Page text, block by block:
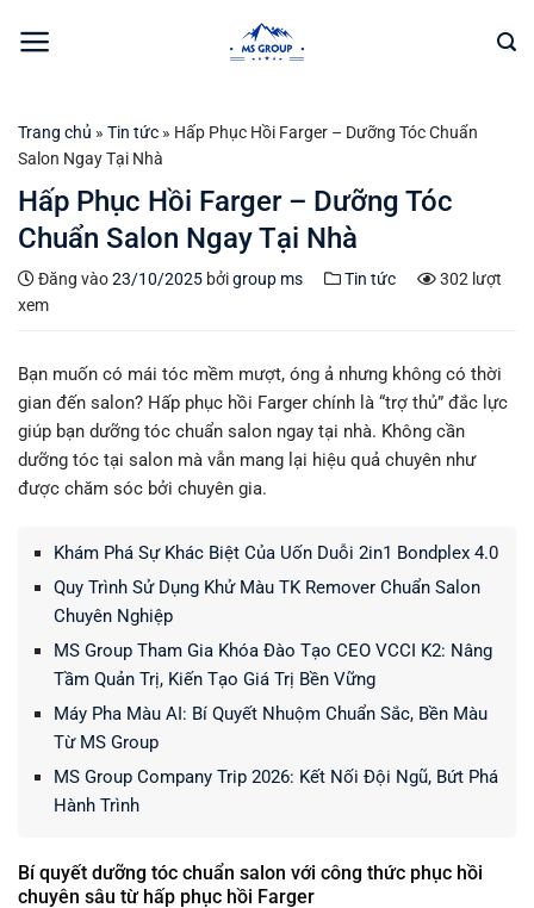
qua
Trang chủ » Tin tức » Hấp Phục Hồi Farger – Dưỡng Tóc Chuẩn
Salon Ngay Tại Nhà
Hấp Phục Hồi Farger – Dưỡng Tóc
Chuẩn Salon Ngay Tại Nhà
Đăng vào23/10/2025 bởigroup ms Tin tức
302 lượt
xem
Bạn muốn có mái tóc mềm mượt, óng ả nhưng không có thời
gian đến salon? Hấp phục hồi Farger chính là “trợ thủ” đắc lực
giúp bạn dưỡng tóc chuẩn salon ngay tại nhà. Không cần
dưỡng tóc tại salon mà vẫn mang lại hiệu quả chuyên như
được chăm sóc bởi chuyên gia.
Khám Phá Sự Khác Biệt Của Uốn Duỗi 2in1 Bondplex 4.0
Quy Trình Sử Dụng Khử Màu TK Remover Chuẩn Salon
Chuyên Nghiệp
MS Group Tham Gia Khóa Đào Tạo CEO VCCI K2: Nâng
Tầm Quản Trị, Kiến Tạo Giá Trị Bền Vững
Máy Pha Màu AI: Bí Quyết Nhuộm Chuẩn Sắc, Bền Màu
Từ MS Group
MS Group Company Trip 2026: Kết Nối Đội Ngũ, Bứt Phá
Hành Trình
Bí quyết dưỡng tóc chuẩn salon với công thức phục hồi
chuyên sâu từ hấp phục hồi Farger